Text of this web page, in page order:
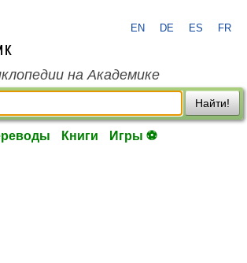
EN DE ES FR
на Академике
Найти!
Книги Игры ⚽